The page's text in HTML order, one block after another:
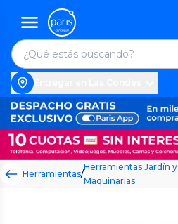
Herramientas/
Herramientas Jardín y
Maquinarias